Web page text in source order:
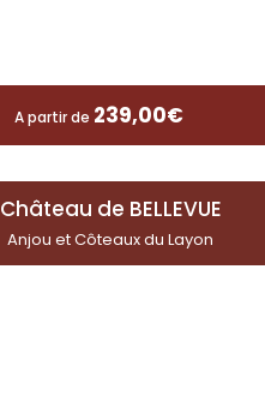
A partir de 239,00€
Château de BELLEVUE
Anjou et Côteaux du Layon